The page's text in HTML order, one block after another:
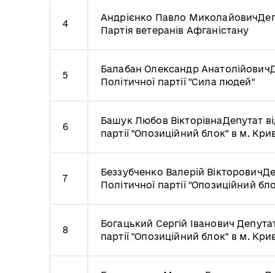
4
Андрієнко Павло Миколайович
Партія ветеранів Афганістану
5
Балабан Олександр Анатолійович
Політичної партії "Сила людей"
6
Башук Любов ВікторівнаДепутат
партії "Опозиційний блок" в м.
7
Беззубченко Валерій Вікторович
Політичної партії "Опозиційний
8
Богацький Сергій Іванович
партії "Опозиційний блок" в м.